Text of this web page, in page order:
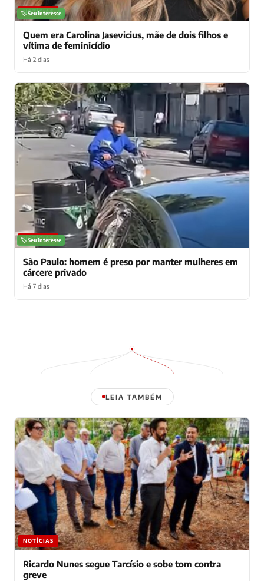
NOTÍCIAS
🏷️ Seu interesse
Quem era Carolina Jasevicius, mãe de dois filhos e
vítima de feminicídio
Há 2 dias
NOTÍCIAS
🏷️ Seu interesse
São Paulo: homem é preso por manter mulheres em
cárcere privado
Há 7 dias
LEIA TAMBÉM
NOTÍCIAS
Ricardo Nunes segue Tarcísio e sobe tom contra
greve